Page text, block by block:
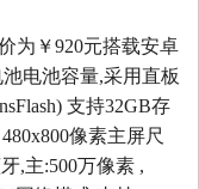
为￥920元搭载安卓
电池容量,采用直板
支持32GB存
像素主屏尺
,主:500万像素 ,